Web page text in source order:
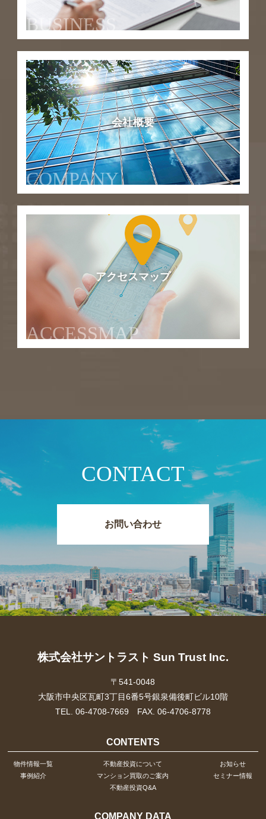
BUSINESS
会社概要
COMPANY
アクセスマップ
ACCESSMAP
CONTACT
お問い合わせ
株式会社サントラスト Sun Trust Inc.
〒541-0048
大阪市中央区瓦町3丁目6番5号銀泉備後町ビル10階
TEL. 06-4708-7669 FAX. 06-4706-8778
CONTENTS
物件情報一覧
事例紹介
不動産投資について
マンション買取のご案内
不動産投資Q&A
お知らせ
セミナー情報
COMPANY DATA